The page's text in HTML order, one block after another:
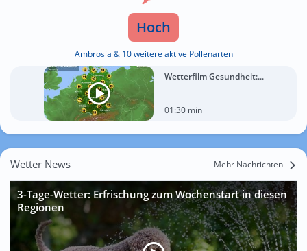
Hoch
Ambrosia & 10 weitere aktive Pollenarten
Wetterfilm Gesundheit:...
01:30 min
Wetter News Mehr Nachrichten
3-Tage-Wetter: Erfrischung zum Wochenstart in diesen
Regionen